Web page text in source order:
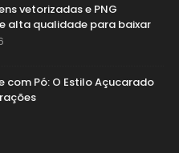
vetorizadas e PNG
alta qualidade para baixar
com Pó: O Estilo Açucarado